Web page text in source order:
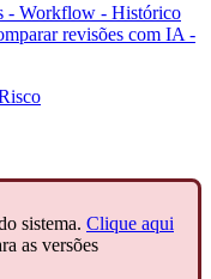
- Workflow - Histórico
revisões com IA -
sistema. Clique aqui
as versões